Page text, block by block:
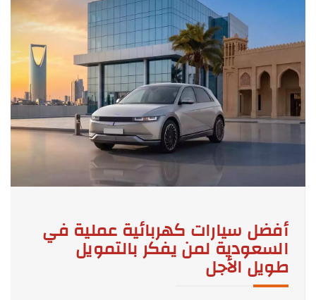
أفضل سيارات كهربائية عملية في
السعودية لمن يفكر بالتمويل
طويل الأجل